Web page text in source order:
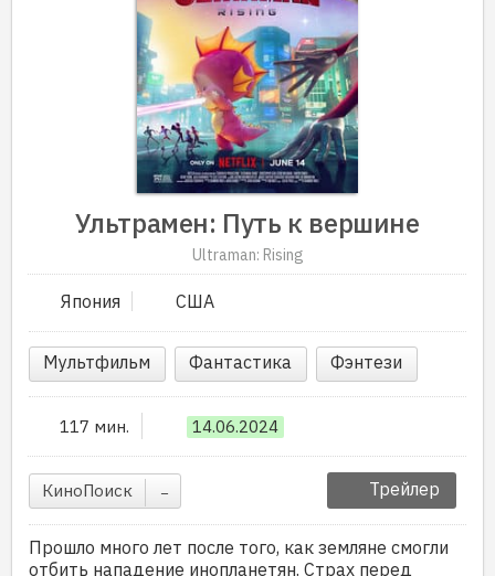
Ультрамен: Путь к вершине
Ultraman: Rising
Япония США
Мультфильм Фантастика Фэнтези
117 мин. 14.06.2024
КиноПоиск – Трейлер
Прошло много лет после того, как земляне смогли
отбить нападение инопланетян. Страх перед